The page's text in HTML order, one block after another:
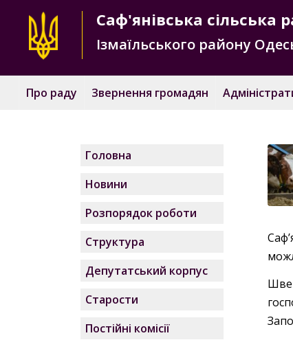
Саф'янівська сільська
Ізмаїльського району
Про раду Звернення громадян
Головна
Новини
Розпорядок роботи
Структура
Депутатський корпус
Старости
Постійні комісії